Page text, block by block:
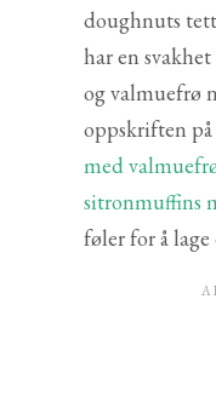
doughnuts
har en
og valmuefrø
oppskriften
med
sitronmuffins
føler for å